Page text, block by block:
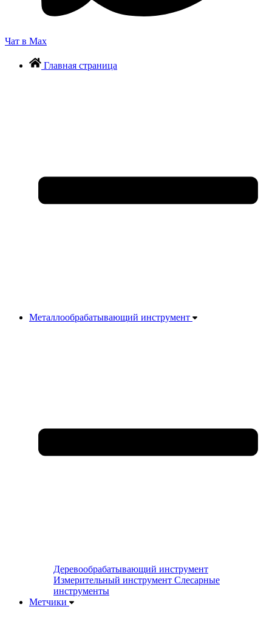
Чат в Max
Главная страница
Металлообрабатывающий инструмент
Деревообрабатывающий инструмент
Измерительный инструмент Слесарные
инструменты
Метчики